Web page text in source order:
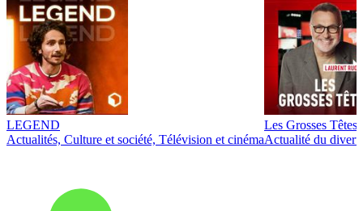
LEGEND
Actualités, Culture et société, Télévision et cinéma
Les Grosses Têtes
Actualité du